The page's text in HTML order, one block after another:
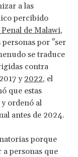
a las
percibido
de Malawi,
por "ser
se traduce
contra
y 2022, el
que estas
ordenó al
antes de 2024.
porque
personas que